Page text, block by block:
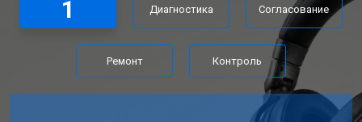
1 Диагностика Согласование
Ремонт Контроль